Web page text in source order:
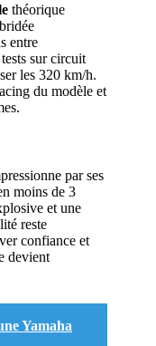
théorique
entre
sur circuit
les 320 km/h.
du modèle et
par ses
moins de 3
et une
reste
confiance et
devient
Yamaha